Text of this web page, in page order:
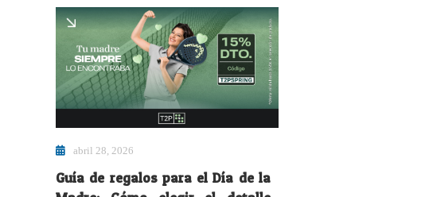
abril 28, 2026
Guía de regalos para el Día de la